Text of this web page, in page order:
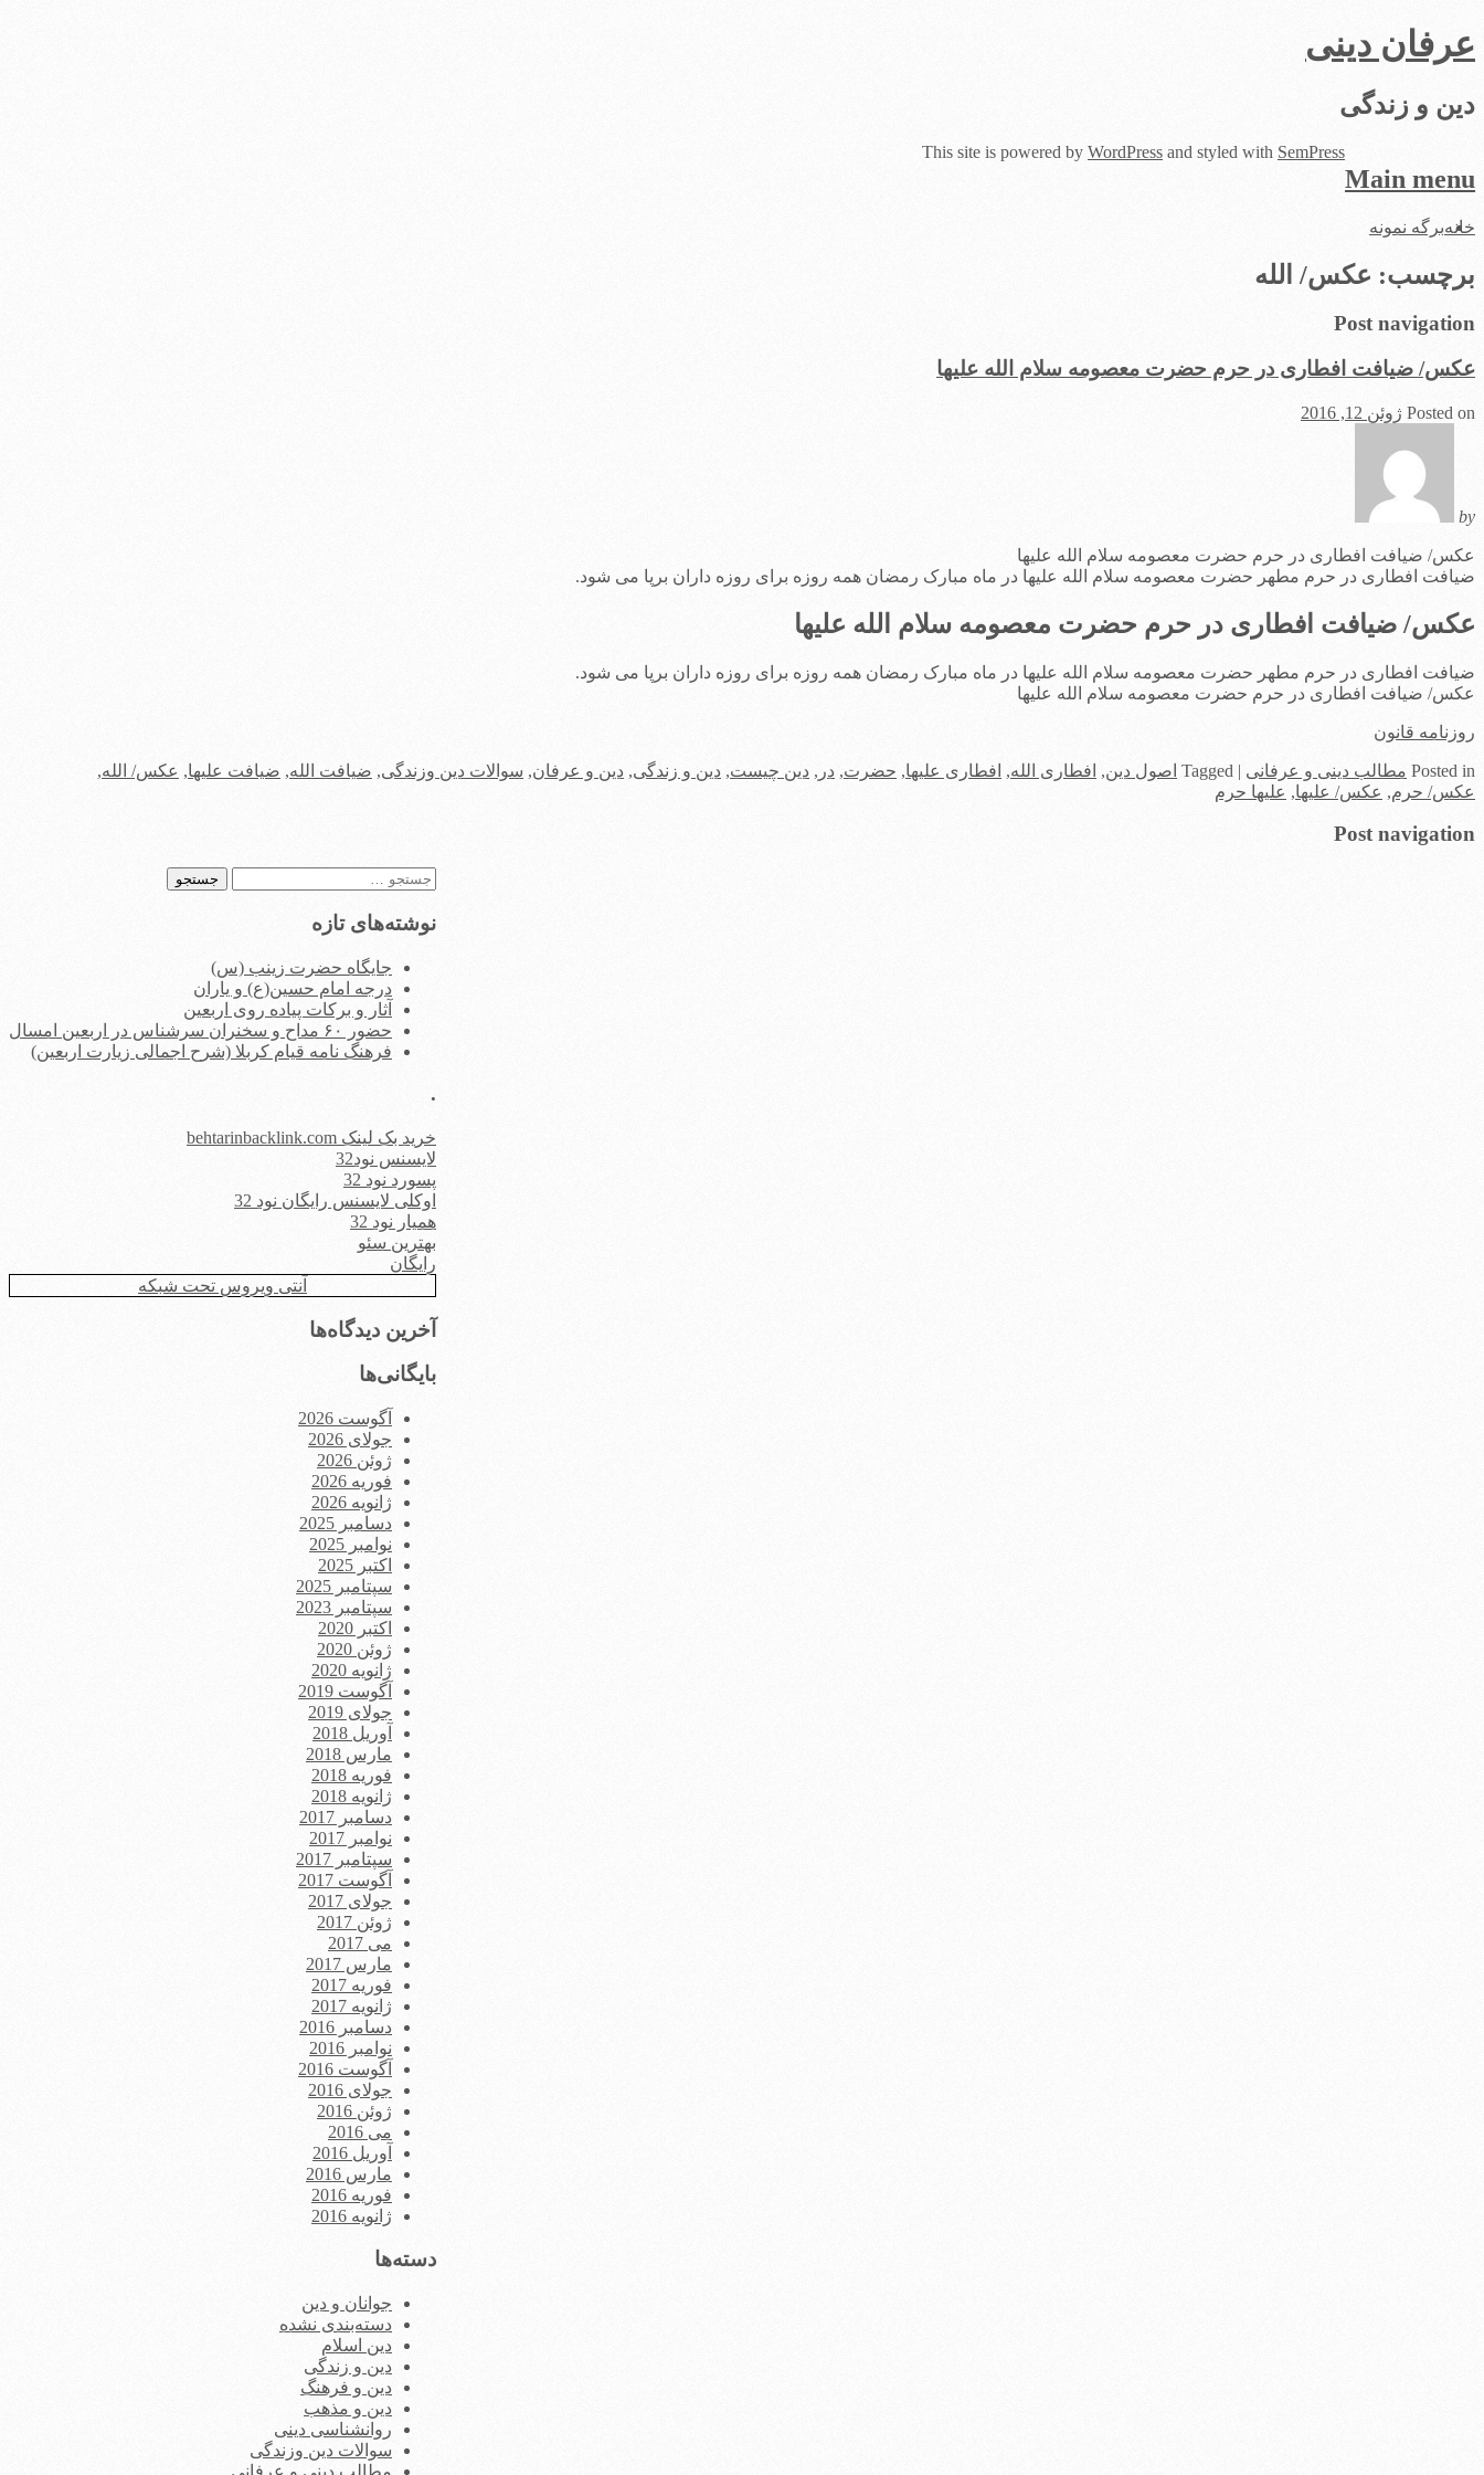
عرفان دینی
دین و زندگی
Main menu
Skip
خانهبرگه نمونه
برچسب: عکس/ الله
Post navigation
عکس/ ضیافت افطاری در حرم حضرت معصومه سلام الله علیها
Posted on ژوئن 12, 2016
by
عکس/ ضیافت افطاری در حرم حضرت معصومه سلام الله علیها
ضیافت افطاری در حرم مطهر حضرت معصومه سلام الله علیها در ماه مبارک رمضان همه روزه برای روزه داران برپا می شود.
عکس/ ضیافت افطاری در حرم حضرت معصومه سلام الله علیها
ضیافت افطاری در حرم مطهر حضرت معصومه سلام الله علیها در ماه مبارک رمضان همه روزه برای روزه داران برپا می شود.
عکس/ ضیافت افطاری در حرم حضرت معصومه سلام الله علیها
روزنامه قانون
Posted in مطالب دینی و عرفانی |
Tagged اصول دین, افطاری الله, افطاری علیها, حضرت, در , دین چیست, دین و زندگی, دین و عرفان, سوالات دین وزندگی, ضیافت الله, ضیافت علیها, عکس/ الله,
عکس/ حرم, عکس/ علیها, علیها حرم
Post navigation
جستجو
نوشته‌های تازه
جایگاه حضرت زینب (س)
درجه امام حسین(ع) و یاران
آثار و برکات پیاده روی اربعین
حضور ۶۰ مداح و سخنران سرشناس در اربعین امسال
فرهنگ نامه قیام کربلا (شرح اجمالی زیارت اربعین)
.
خرید بک لینک behtarinbacklink.com
لایسنس نود32
پسورد نود 32
اوکلی لایسنس رایگان نود 32
همیار نود 32
بهترین سئو
رایگان
آنتی ویروس تحت شبکه
آخرین دیدگاه‌ها
بایگانی‌ها
آگوست 2026
جولای 2026
ژوئن 2026
فوریه 2026
ژانویه 2026
دسامبر 2025
نوامبر 2025
اکتبر 2025
سپتامبر 2025
سپتامبر 2023
اکتبر 2020
ژوئن 2020
ژانویه 2020
آگوست 2019
جولای 2019
آوریل 2018
مارس 2018
فوریه 2018
ژانویه 2018
دسامبر 2017
نوامبر 2017
سپتامبر 2017
آگوست 2017
جولای 2017
ژوئن 2017
می 2017
مارس 2017
فوریه 2017
ژانویه 2017
دسامبر 2016
نوامبر 2016
آگوست 2016
جولای 2016
ژوئن 2016
می 2016
آوریل 2016
مارس 2016
فوریه 2016
ژانویه 2016
دسته‌ها
جوانان و دین
دسته‌بندی نشده
دین اسلام
دین و زندگی
دین و فرهنگ
دین و مذهب
روانشناسی دینی
سوالات دین وزندگی
مطالب دینی و عرفانی
This site is powered by WordPress and styled with SemPress